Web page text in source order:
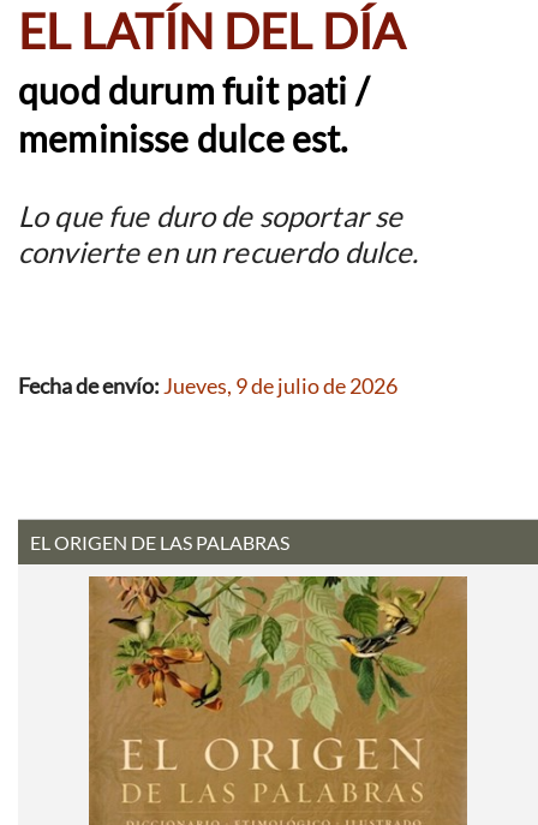
EL LATÍN DEL DÍA
quod durum fuit pati /
meminisse dulce est.
Lo que fue duro de soportar se
convierte en un recuerdo dulce.
Fecha de envío: Jueves, 9 de julio de 2026
EL ORIGEN DE LAS PALABRAS